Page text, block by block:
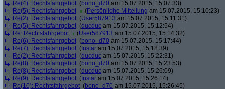
Re(4): Rechtsfahrgebot (bono_d70 am 15.07.2015, 15:07:33)
Re(5): Rechtsfahrgebot
(Persönliche Mitteilung am 15.07.2015, 15:10:23)
Re(2): Rechtsfahrgebot (User587913 am 15.07.2015, 15:11:31)
Re(5): Rechtsfahrgebot (ducduc am 15.07.2015, 15:12:54)
Re: Rechtsfahrgebot
(User587913 am 15.07.2015, 15:14:32)
Re(6): Rechtsfahrgebot (bono_d70 am 15.07.2015, 15:17:44)
Re(7): Rechtsfahrgebot ( Instar am 15.07.2015, 15:18:39)
Re(2): Rechtsfahrgebot (ducduc am 15.07.2015, 15:22:31)
Re(8): Rechtsfahrgebot (bono_d70 am 15.07.2015, 15:23:53)
Re(8): Rechtsfahrgebot (ducduc am 15.07.2015, 15:26:09)
Re(9): Rechtsfahrgebot ( Instar am 15.07.2015, 15:26:14)
Re(10): Rechtsfahrgebot (bono_d70 am 15.07.2015, 15:26:45)